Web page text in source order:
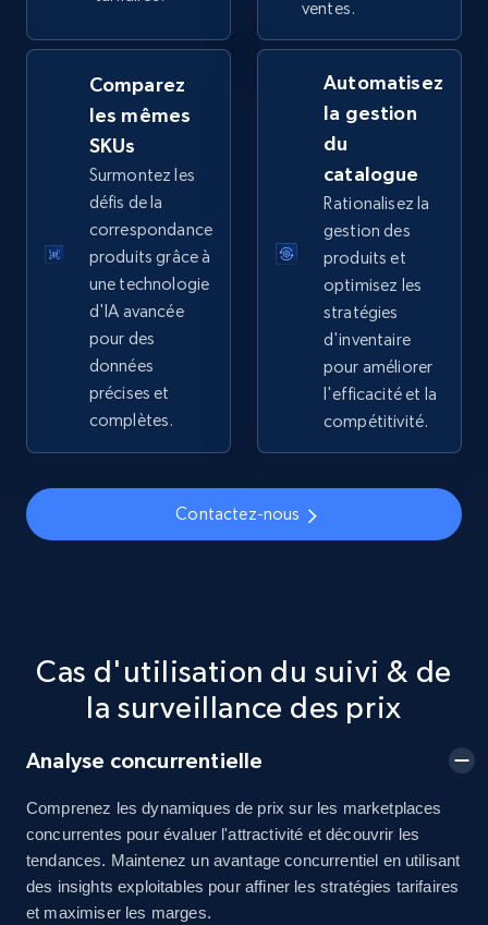
TikTok Shop - category
URL, Title, Available, Description, Currency, Initial
price, Final price, Discount percent, and more.
5.4K+ 668+ Commencer
TikTok Shop - Collect TikTok shop products
by keywords search
URL, Title, Available, Description, Currency, Initial
price, Final price, Discount percent, and more.
668+ Commencer
price, Final price, Discount percent, and more.
Amazon sellers info
Seller id, URL, Seller name, Description, Detailed
info, Stars, Feedbacks, Return policy, and more.
ventes.
Comparez
les mêmes
SKUs
Surmontez les
défis de la
correspondance
produits grâce à
une technologie
d'IA avancée
pour des
données
précises et
complètes.
Automatisez
la gestion
du
catalogue
Rationalisez la
gestion des
produits et
optimisez les
stratégies
d'inventaire
pour améliorer
l'efficacité et la
compétitivité.
Contactez-nous
Cas d'utilisation du suivi & de
la surveillance des prix
Analyse concurrentielle
Comprenez les dynamiques de prix sur les marketplaces
concurrentes pour évaluer l'attractivité et découvrir les
tendances. Maintenez un avantage concurrentiel en utilisant
des insights exploitables pour affiner les stratégies tarifaires
et maximiser les marges.